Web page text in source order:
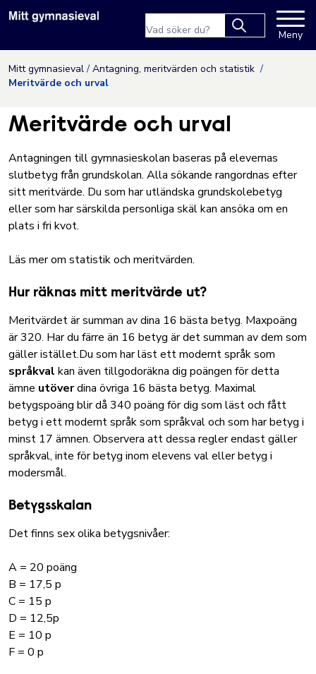
Hoppa till innehåll
Nyköpings kommuns
results.
Meny
Mitt gymnasieval
Antagning, meritvärden och statistik
Meritvärde och urval
Meritvärde och urval
Antagningen till gymnasieskolan baseras på elevernas
slutbetyg från grundskolan. Alla sökande rangordnas efter
sitt meritvärde. Du som har utländska grundskolebetyg
eller som har särskilda personliga skäl kan ansöka om en
plats i fri kvot.
Läs mer om statistik och meritvärden.
Hur räknas mitt meritvärde ut?
Meritvärdet är summan av dina 16 bästa betyg. Maxpoäng
är 320. Har du färre än 16 betyg är det summan av dem som
gäller istället.Du som har läst ett modernt språk som
språkval kan även tillgodoräkna dig poängen för detta
ämne utöverdina övriga 16 bästa betyg. Maximal
betygspoäng blir då 340 poäng för dig som läst och fått
betyg i ett modernt språk som språkval och som har betyg i
minst 17 ämnen. Observera att dessa regler endast gäller
språkval, inte för betyg inom elevens val eller betyg i
modersmål.
Betygsskalan
Det finns sex olika betygsnivåer:
A = 20 poäng
B = 17,5 p
C = 15 p
D = 12,5p
E = 10 p
F = 0 p